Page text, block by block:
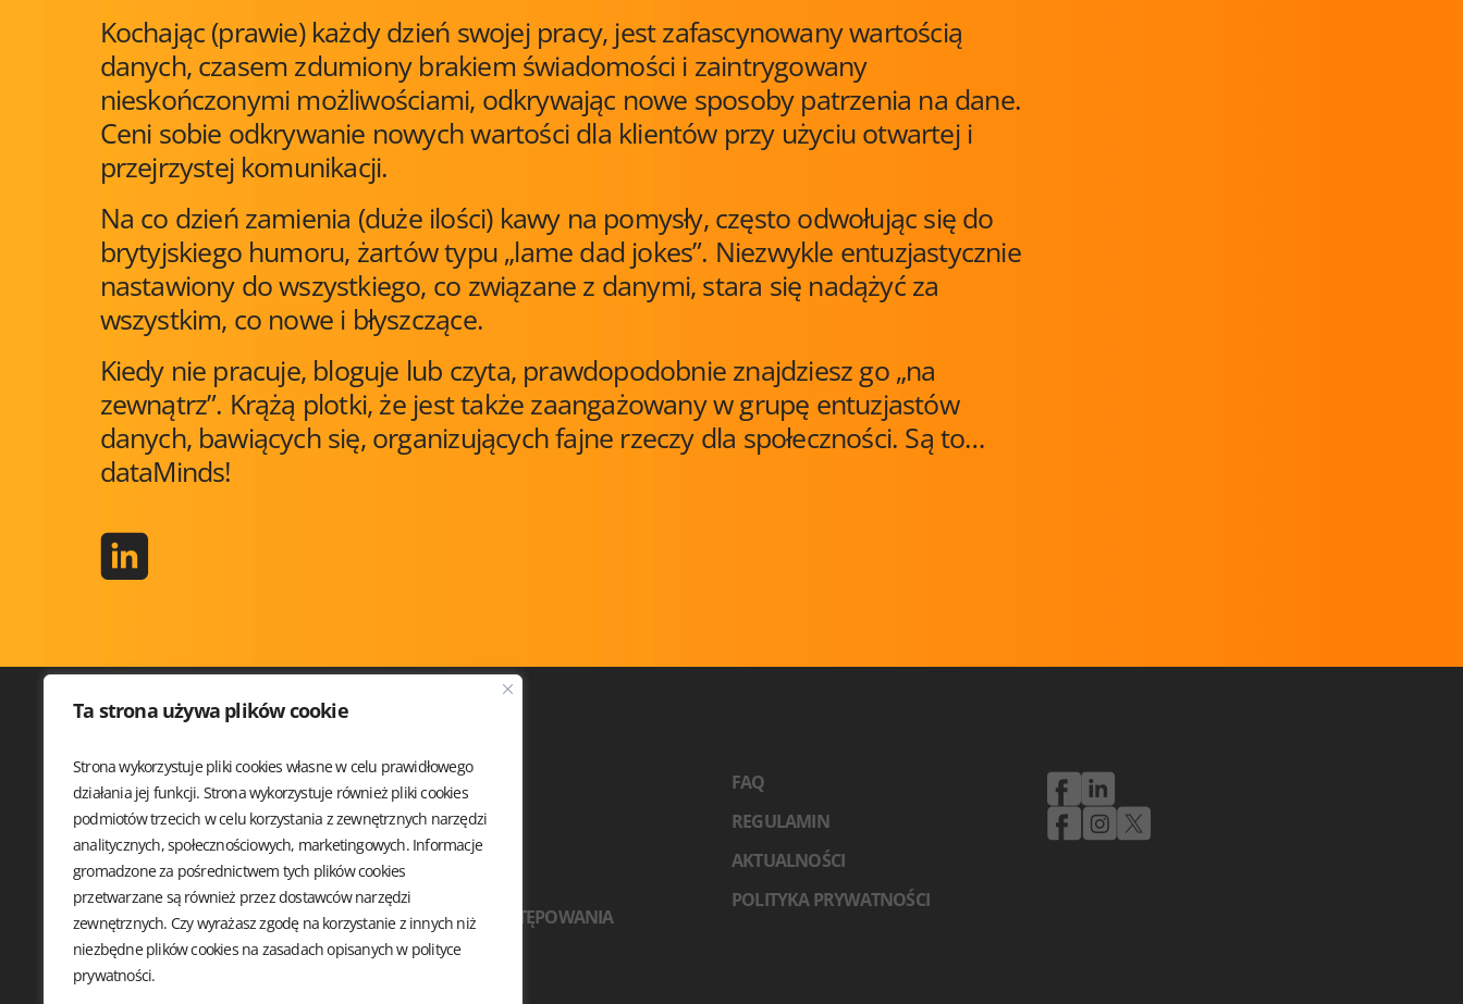
Ta strona używa plików cookie
Strona wykorzystuje pliki cookies własne w celu prawidłowego
działania jej funkcji. Strona wykorzystuje również pliki cookies
podmiotów trzecich w celu korzystania z zewnętrznych narzędzi
analitycznych, społecznościowych, marketingowych. Informacje
gromadzone za pośrednictwem tych plików cookies
przetwarzane są również przez dostawców narzędzi
zewnętrznych. Czy wyrażasz zgodę na korzystanie z innych niż
niezbędne plików cookies na zasadach opisanych w polityce
prywatności.
Kochając (prawie) każdy dzień swojej pracy, jest zafascynowany wartością
danych, czasem zdumiony brakiem świadomości i zaintrygowany
nieskończonymi możliwościami, odkrywając nowe sposoby patrzenia na dane.
Ceni sobie odkrywanie nowych wartości dla klientów przy użyciu otwartej i
przejrzystej komunikacji.
Na co dzień zamienia (duże ilości) kawy na pomysły, często odwołując się do
brytyjskiego humoru, żartów typu „lame dad jokes”. Niezwykle entuzjastycznie
nastawiony do wszystkiego, co związane z danymi, stara się nadążyć za
wszystkim, co nowe i błyszczące.
Kiedy nie pracuje, bloguje lub czyta, prawdopodobnie znajdziesz go „na
zewnątrz”. Krążą plotki, że jest także zaangażowany w grupę entuzjastów
danych, bawiących się, organizujących fajne rzeczy dla społeczności. Są to…
dataMinds!
STOWARZYSZENIE
DATA COMMUNITY POLAND
PL. SOLNY 15
50-062 WROCŁAW, POLSKA
SQLDAY 2026
WARSZTATY
PRELEGENCI
SPONSORZY
KODEKS POSTĘPOWANIA
FAQ
REGULAMIN
AKTUALNOŚCI
POLITYKA PRYWATNOŚCI